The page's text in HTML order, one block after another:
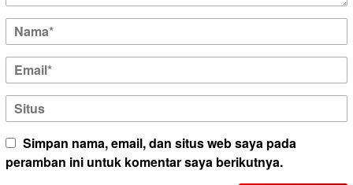
Simpan nama, email, dan situs web saya pada
peramban ini untuk komentar saya berikutnya.